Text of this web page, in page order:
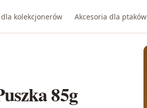
kolekcjonerów Akcesoria dla ptaków
85g